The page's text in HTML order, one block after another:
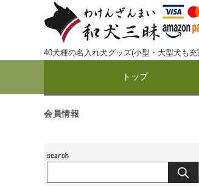
40犬種の名入れ犬グッズ(小型・大型犬も
トップ
会員情報